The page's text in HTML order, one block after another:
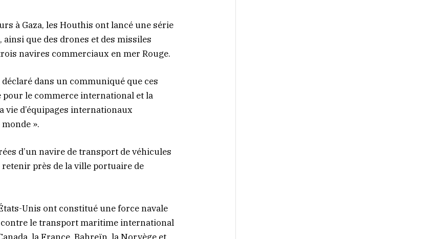
à Gaza, les Houthis ont lancé une série
ainsi que des drones et des missiles
navires commerciaux en mer Rouge.
dans un communiqué que ces
pour le commerce international et la
d’équipages internationaux
».
d’un navire de transport de véhicules
près de la ville portuaire de
Unis ont constitué une force navale
le transport maritime international
la France, Bahreïn, la Norvège et